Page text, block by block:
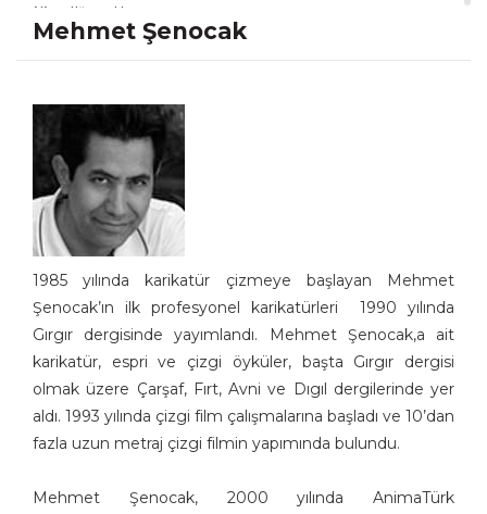
Alinur Uğurpakkan
Alp Tamer Ulukılıç
Ali Herkül Çelikkol
Ali Şur
Akın Önder
Ali Ulvi Ersoy
Altan Erbulak
Altan Özeskici
Anıl İnan
Asaf Koçak
Aşkın Ayrancıoğlu
Atay SÖZER
Atila Özer
Attila Peken
Ayhan Kiraz
Mehmet Şenocak
1985 yılında karikatür çizmeye başlayan Mehmet
Şenocak’ın ilk profesyonel karikatürleri 1990 yılında
Gırgır dergisinde yayımlandı. Mehmet Şenocak,a ait
karikatür, espri ve çizgi öyküler, başta Gırgır dergisi
olmak üzere Çarşaf, Fırt, Avni ve Dıgıl dergilerinde yer
aldı. 1993 yılında çizgi film çalışmalarına başladı ve 10’dan
fazla uzun metraj çizgi filmin yapımında bulundu.
Mehmet Şenocak, 2000 yılında AnimaTürk